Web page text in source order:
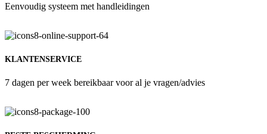
Eenvoudig systeem met handleidingen
KLANTENSERVICE
7 dagen per week bereikbaar voor al je vragen/advies